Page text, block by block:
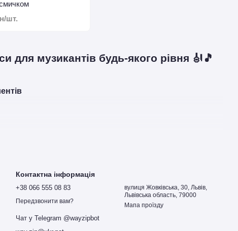
для музикантів будь-якого рівня 🎻🎵
смичком
шт.
Контактна інформація
+38 066 555 08 83
Передзвонити вам?
Чат у Telegram @wayzipbot
вулиця Жовківська, 30, Львів,
Львівська область, 79000
Мапа проїзду